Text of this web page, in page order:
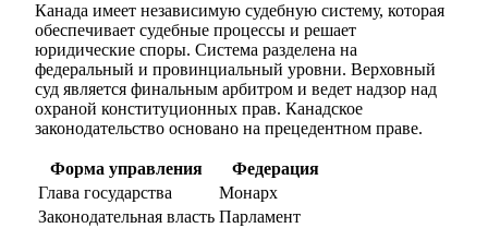
Канада имеет независимую судебную систему, которая
обеспечивает судебные процессы и решает
юридические споры. Система разделена на
федеральный и провинциальный уровни. Верховный
суд является финальным арбитром и ведет надзор над
охраной конституционных прав. Канадское
законодательство основано на прецедентном праве.
Форма управления
Федерация
Глава государства
Монарх
Законодательная власть Парламент